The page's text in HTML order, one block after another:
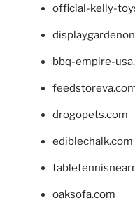
official-kelly-
bbq-empire-
drogopets.com
ediblechalk.com
oaksofa.com